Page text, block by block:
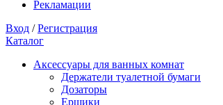
Рекламации
Вход /Регистрация
Каталог
Аксессуары для ванных комнат
Держатели туалетной бумаги
Дозаторы
Ершики